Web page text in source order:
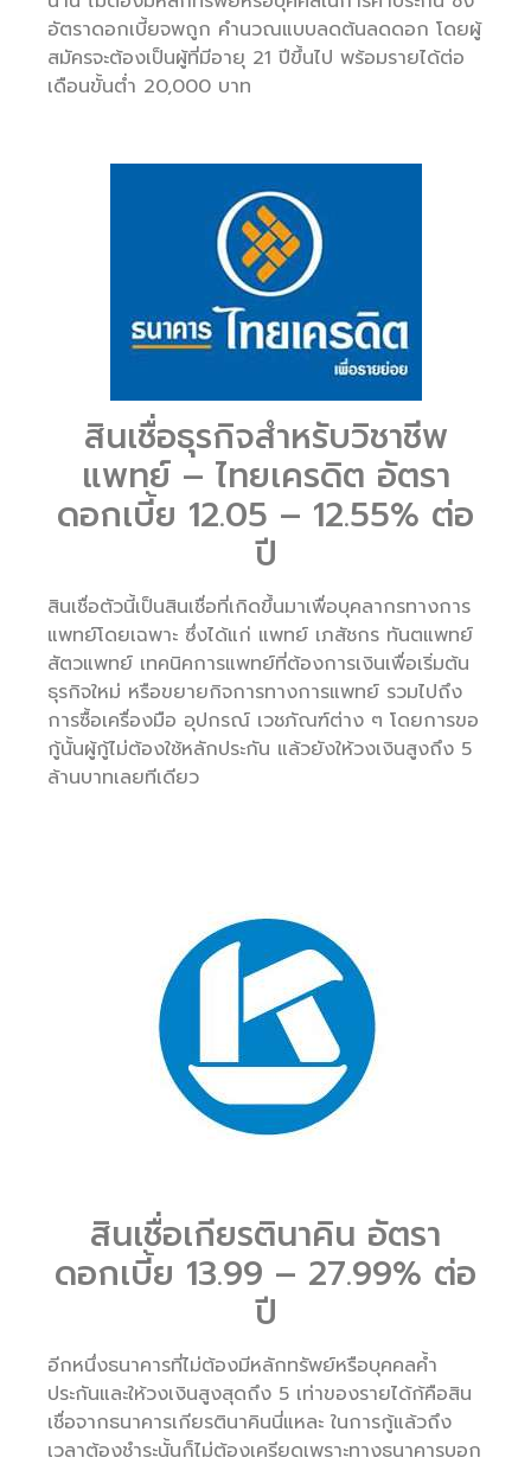
อัตราดอกเบี้ยจพถูก คำนวณแบบลดต้นลดดอก โดยผู้
สมัครจะต้องเป็นผู้ที่มีอายุ 21 ปีขึ้นไป พร้อมรายได้ต่อ
เดือนขั้นต่ำ 20,000 บาท
สินเชื่อธุรกิจสำหรับวิชาชีพ
แพทย์ – ไทยเครดิต อัตรา
ดอกเบี้ย 12.05 – 12.55% ต่อ
ปี
สินเชื่อตัวนี้เป็นสินเชื่อที่เกิดขึ้นมาเพื่อบุคลากรทางการ
แพทย์โดยเฉพาะ ซึ่งได้แก่ แพทย์ เภสัชกร ทันตแพทย์
สัตวแพทย์ เทคนิคการแพทย์ที่ต้องการเงินเพื่อเริ่มต้น
ธุรกิจใหม่ หรือขยายกิจการทางการแพทย์ รวมไปถึง
การซื้อเครื่องมือ อุปกรณ์ เวชภัณฑ์ต่าง ๆ โดยการขอ
กู้นั้นผู้กู้ไม่ต้องใช้หลักประกัน แล้วยังให้วงเงินสูงถึง 5
ล้านบาทเลยทีเดียว
สินเชื่อเกียรตินาคิน อัตรา
ดอกเบี้ย 13.99 – 27.99% ต่อ
ปี
อีกหนึ่งธนาคารที่ไม่ต้องมีหลักทรัพย์หรือบุคคลค้ำ
ประกันและให้วงเงินสูงสุดถึง 5 เท่าของรายได้ก้คือสิน
เชื่อจากธนาคารเกียรตินาคินนี่แหละ ในการกู้แล้วถึง
เวลาต้องชำระนั้นก็ไม่ต้องเครียดเพราะทางธนาคารบอก